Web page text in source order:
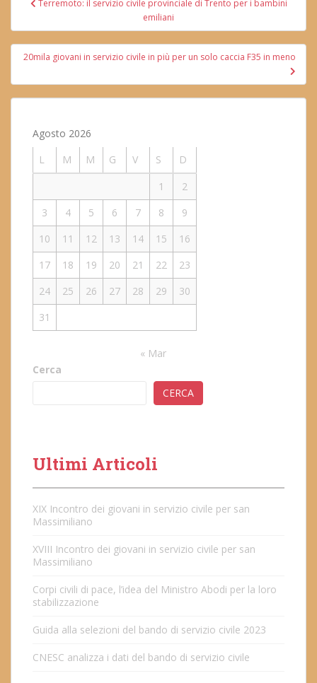
Terremoto: il servizio civile provinciale di Trento per i bambini
emiliani
20mila giovani in servizio civile in più per un solo caccia F35 in meno
Agosto 2026
L
M M G V S
D
1
2
3
4 5 6 7 8
9
10
11 12 13 14 15
16
17
18 19 20 21 22
23
24
25 26 27 28 29
30
31
« Mar
Cerca
CERCA
Ultimi Articoli
XIX Incontro dei giovani in servizio civile per san
Massimiliano
XVIII Incontro dei giovani in servizio civile per san
Massimiliano
Corpi civili di pace, l’idea del Ministro Abodi per la loro
stabilizzazione
Guida alla selezioni del bando di servizio civile 2023
CNESC analizza i dati del bando di servizio civile